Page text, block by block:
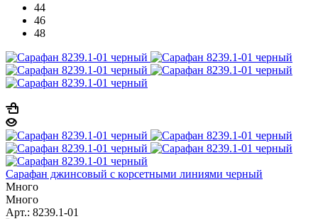
44
46
48
Сарафан джинсовый с корсетными линиями черный
Много
Много
Арт.: 8239.1-01